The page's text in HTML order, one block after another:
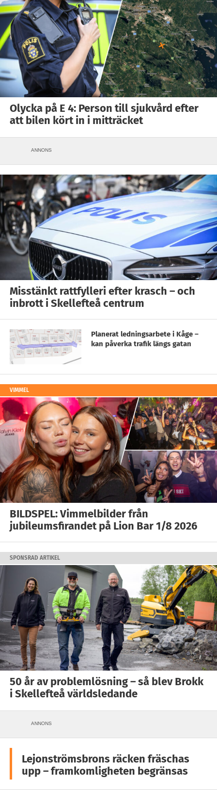
Olycka på E 4: Person till sjukvård efter
att bilen kört in i mitträcket
ANNONS
Misstänkt rattfylleri efter krasch – och
inbrott i Skellefteå centrum
Planerat ledningsarbete i Kåge –
kan påverka trafik längs gatan
VIMMEL
BILDSPEL: Vimmelbilder från
jubileumsfirandet på Lion Bar 1/8 2026
SPONSRAD ARTIKEL
50 år av problemlösning – så blev Brokk
i Skellefteå världsledande
ANNONS
Lejonströmsbrons räcken fräschas
upp – framkomligheten begränsas